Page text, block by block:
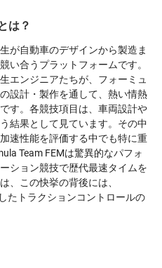
は？
が自動車のデザインから製造ま
い合うプラットフォームです。
エンジニアたちが、フォーミュ
設計・製作を通して、熱い情熱
す。各競技項目は、車両設計や
結果として見ています。その中
速性能を評価する中でも特に重
Team FEMは驚異的なパフォ
ション競技で歴代最速タイムを
、この快挙の背後には、
たトラクションコントロールの